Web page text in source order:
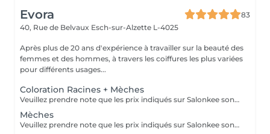
Evora
83
40, Rue de Belvaux Esch-sur-Alzette L-4025
Après plus de 20 ans d'expérience à travailler sur la beauté des
femmes et des hommes, à travers les coiffures les plus variées
pour différents usages...
Coloration Racines + Mèches
Veuillez prendre note que les prix indiqués sur Salonkee sont communiqués à titre informatif et s'entendent de base. Ces derniers sont susceptibles de varier selon le diagnostic réalisé à votre arrivée au salon et l'expertise du professionnel à qui vous confiez votre beauté. Dans tous les cas, un devis précis vous sera proposé et toutes réalisations de prestations seront effectuées avec votre accord. Un grand merci d'avance pour votre compréhension. Au plaisir de vous recevoir très vite.
Mèches
Veuillez prendre note que les prix indiqués sur Salonkee sont communiqués à titre informatif et s'entendent de base. Ces derniers sont susceptibles de varier selon le diagnostic réalisé à votre arrivée au salon et l'expertise du professionnel à qui vous confiez votre beauté. Dans tous les cas, un devis précis vous sera proposé et toutes réalisations de prestations seront effectuées avec votre accord. Un grand merci d'avance pour votre compréhension. Au plaisir de vous recevoir très vite.